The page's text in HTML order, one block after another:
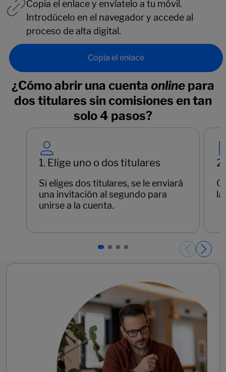
Copia el enlace y envíatelo a tu móvil.
Introdúcelo en el navegador y accede al
proceso de alta digital.
Copia el enlace
¿Cómo abrir una cuenta online para
dos titulares sin comisiones en tan
solo 4 pasos?
1. Elige uno o dos titulares
Si eliges dos titulares, se le enviará
una invitación al segundo para
unirse a la cuenta.